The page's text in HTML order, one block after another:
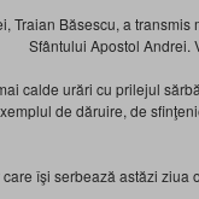
Traian Băsescu, a
Sfântului Apostol Andrei.
calde urări cu prilejul
de dăruire, de
îşi serbează astăzi ziua